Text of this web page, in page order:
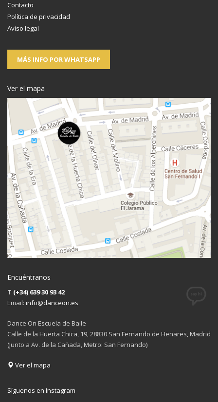
Contacto
Política de privacidad
Aviso legal
MÁS INFO POR WHATSAPP
Ver el mapa
Encuéntranos
T (+34) 639 30 93 42
Email: info@danceon.es
Dance On Escuela de Baile
Calle de la Huerta Chica, 19, 28830 San Fernando de Henares, Madrid
(Junto a Av. de la Cañada, Metro: San Fernando)
Ver el mapa
Síguenos en Instagram